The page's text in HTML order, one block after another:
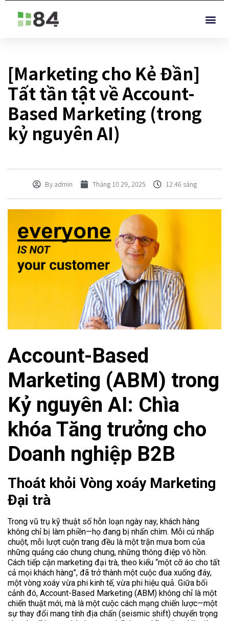
[Marketing cho Kẻ Đần]
Tất tần tật về Account-
Based Marketing (trong
kỷ nguyên AI)
Byadmin Tháng 10 29, 2025 12:46 sáng
Account-Based
Marketing (ABM) trong
Kỷ nguyên AI: Chìa
khóa Tăng trưởng cho
Doanh nghiệp B2B
Thoát khỏi Vòng xoáy Marketing
Đại trà
Trong vũ trụ kỹ thuật số hỗn loạn ngày nay, khách hàng
không chỉ bị làm phiền—họ đang bị nhấn chìm. Mỗi cú nhấp
chuột, mỗi lượt cuộn trang đều là một trận mưa bom của
những quảng cáo chung chung, những thông điệp vô hồn.
Cách tiếp cận marketing đại trà, theo kiểu “một cỡ áo cho tất
cả mọi khách hàng”, đã trở thành một cuộc đua xuống đáy,
một vòng xoáy vừa phi kinh tế, vừa phi hiệu quả. Giữa bối
cảnh đó, Account-Based Marketing (ABM) không chỉ là một
chiến thuật mới, mà là một cuộc cách mạng chiến lược—một
sự thay đổi mang tính địa chấn (seismic shift) chuyển trọng